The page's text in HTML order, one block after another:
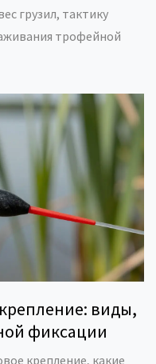
грузил, тактику
трофейной
виды,
фиксации
крепление, какие